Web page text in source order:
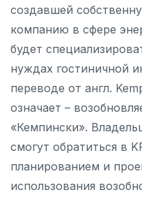
создавшей
компанию в сфере
будет
нуждах гостиничной
переводе от англ.
означает –
«Кемпински».
смогут обратиться в
планированием и
использования